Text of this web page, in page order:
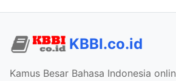
KBBI.co.id
Kamus Besar Bahasa Indonesia